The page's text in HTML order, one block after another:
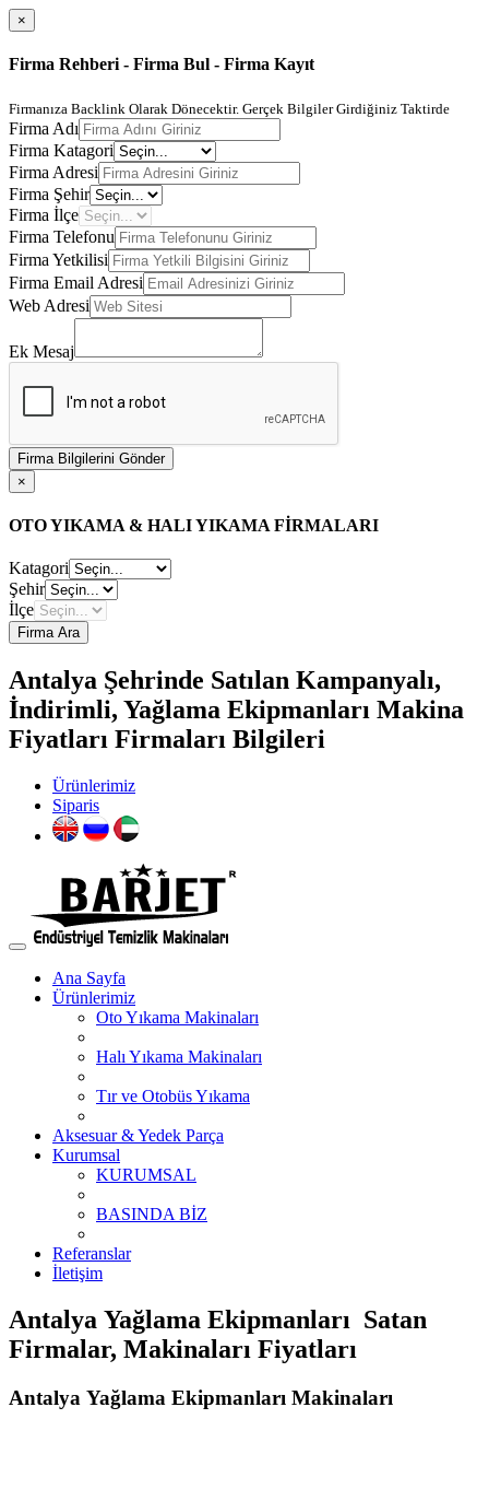
×
Firma Rehberi - Firma Bul - Firma Kayıt
Firmanıza Backlink Olarak Dönecektir. Gerçek Bilgiler Girdiğiniz Taktirde
Firma Adı
Firma Katagori
Firma Adresi
Firma Şehir
Firma İlçe
Firma Telefonu
Firma Yetkilisi
Firma Email Adresi
Web Adresi
Ek Mesaj
Firma Bilgilerini Gönder
×
OTO YIKAMA & HALI YIKAMA FİRMALARI
Katagori
Şehir
İlçe
Firma Ara
Antalya Şehrinde Satılan Kampanyalı,
İndirimli, Yağlama Ekipmanları Makina
Fiyatları Firmaları Bilgileri
Ürünlerimiz
Siparis
Ana Sayfa
Ürünlerimiz
Oto Yıkama Makinaları
Halı Yıkama Makinaları
Tır ve Otobüs Yıkama
Aksesuar & Yedek Parça
Kurumsal
KURUMSAL
BASINDA BİZ
Referanslar
İletişim
Antalya Yağlama Ekipmanları Satan
Firmalar, Makinaları Fiyatları
Antalya Yağlama Ekipmanları Makinaları